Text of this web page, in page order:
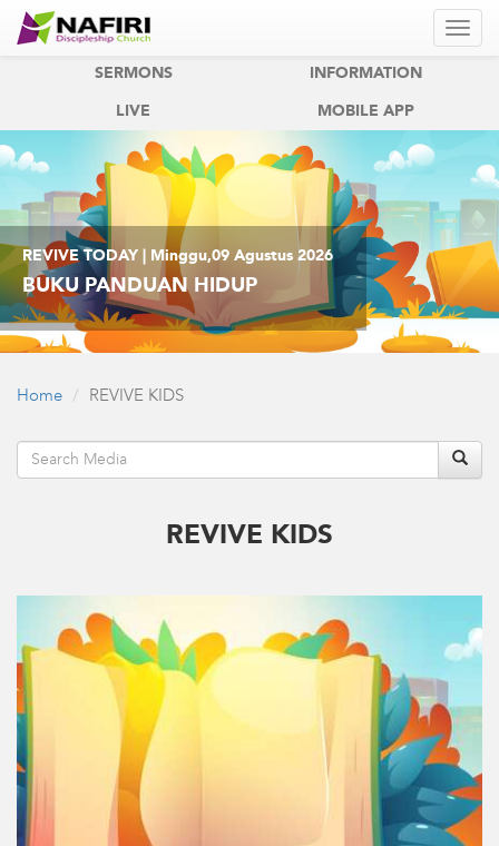
REVIVE
SERMONS INFORMATION
LIVE MOBILE APP
REVIVE TODAY | Minggu,09 Agustus 2026
BUKU PANDUAN HIDUP
Home REVIVE KIDS
REVIVE KIDS